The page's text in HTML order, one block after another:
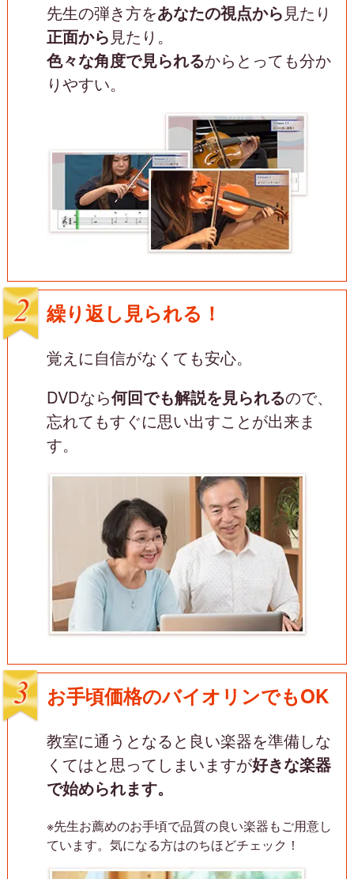
先生の弾き方をあなたの視点から 見たり
正面から 見たり。
色々な角度で見られるから とっても分か
りやすい。
繰り返し見られる！
覚えに自信がなくても安心。
DVDなら何回でも解説を見られるので、
忘れてもすぐに思い出すことが出来ま
す。
お手頃価格のバイオリンでもOK
教室に通うとなると良い楽器を準備しな
くてはと思ってしまいますが好きな楽器
で始められます。
※先生お薦めのお手頃で品質の良い楽器もご用意し
ています。気になる方はのちほどチェック！